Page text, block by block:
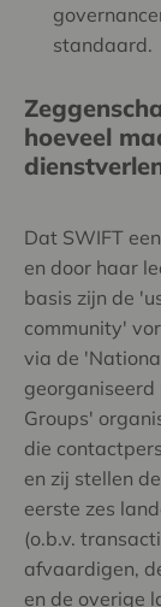
standaard.
hoeveel
Dat SWIFT
en door haar
basis zijn de
community'
via de
Groups'
die
en zij stellen
eerste zes
(o.b.v.
afvaardigen,
en de overige